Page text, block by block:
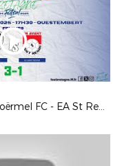
Finale Femmes Ploërmel FC - EA St Renan (3-1)